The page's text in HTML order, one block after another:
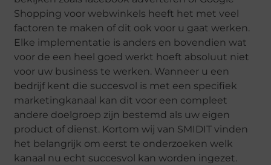
Shopping voor webwinkels heeft het met veel
factoren te maken of dit ook voor u gaat werken.
Elke implementatie is anders en bovendien wat
voor de een heel goed werkt hoeft absoluut niet
voor uw business te werken. Wanneer u een
bedrijf kent die succesvol is met een specifiek
marketingkanaal kan dit voor een compleet
andere doelgroep zijn bestemd als uw eigen
product of dienst. Kortom wij van SMIDIT vinden
het belangrijk om eerst te onderzoeken welk
kanaal nu echt succesvol kan worden ingezet.